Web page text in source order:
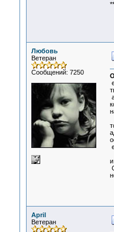
Любовь
Ветеран
Сообщений: 7250
April
Ветеран